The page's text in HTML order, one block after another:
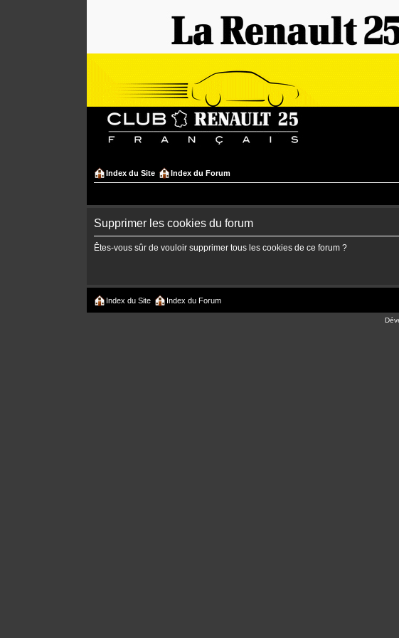
Index du Site Index du Forum
Supprimer les cookies du forum
Êtes-vous sûr de vouloir supprimer tous les cookies de ce forum ?
Index du Site Index du Forum